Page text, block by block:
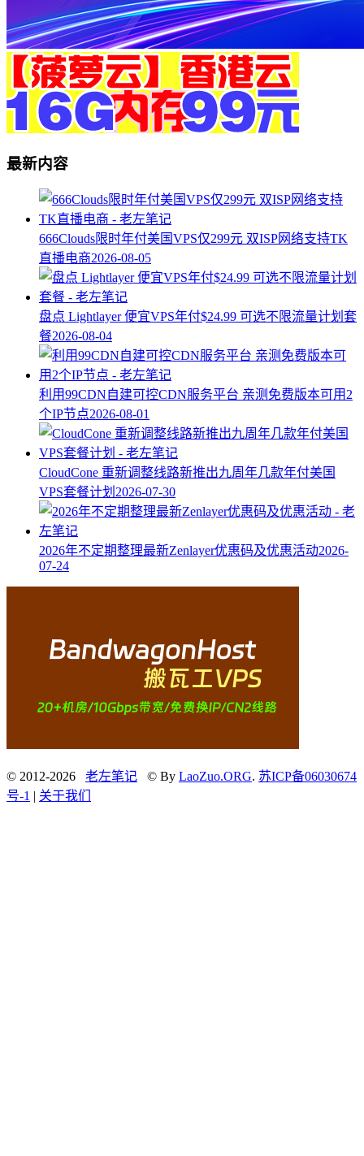
最新内容
666Clouds限时年付美国VPS仅299元 双ISP网络支持TK
直播电商2026-08-05
盘点 Lightlayer 便宜VPS年付$24.99 可选不限流量计划套
餐2026-08-04
利用99CDN自建可控CDN服务平台 亲测免费版本可用2
个IP节点2026-08-01
CloudCone 重新调整线路新推出九周年几款年付美国
VPS套餐计划 2026-07-30
2026年不定期整理最新Zenlayer优惠码及优惠活动2026-
07-24
© 2012-2026 老左笔记 © By LaoZuo.ORG. 苏ICP备06030674
号-1 | 关于我们